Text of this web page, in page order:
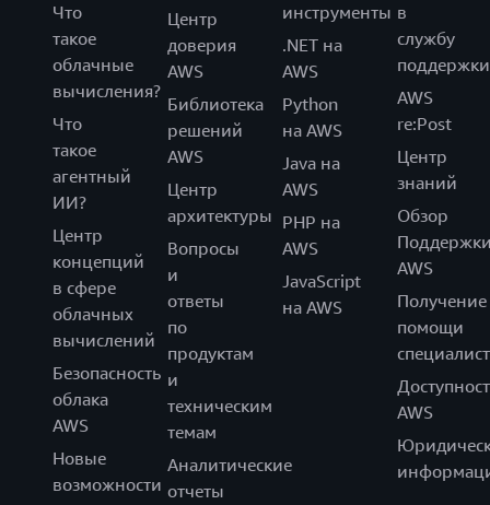
Что
такое
облачные
вычисления?
Что
такое
агентный
ИИ?
Центр
концепций
в сфере
облачных
вычислений
Безопасность
облака
AWS
Новые
возможности
Центр
доверия
AWS
Библиотека
решений
AWS
Центр
архитектуры
Вопросы
и
ответы
по
продуктам
и
техническим
темам
Аналитические
отчеты
инструменты
.NET на
AWS
Python
на AWS
Java на
AWS
PHP на
AWS
JavaScript
на AWS
в
службу
поддержки
AWS
re:Post
Центр
знаний
Обзор
AWS
Получение
помощи
AWS